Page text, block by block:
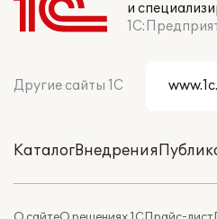
и
Другие сайты 1С
КаталогВнедрения